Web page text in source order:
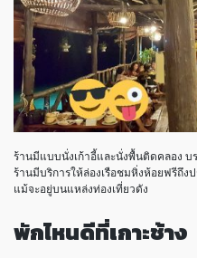
ร้านมีแบบนั่งเก้าอี้และนั่งพื้นติดคลอง
ร้านมีบริการให้ล่องเรือชมหิ่งห้อยฟรีถึ
แม้จะอยู่บนแหล่งท่องเที่ยวดัง
พักไหนดีที่เกาะช้าง